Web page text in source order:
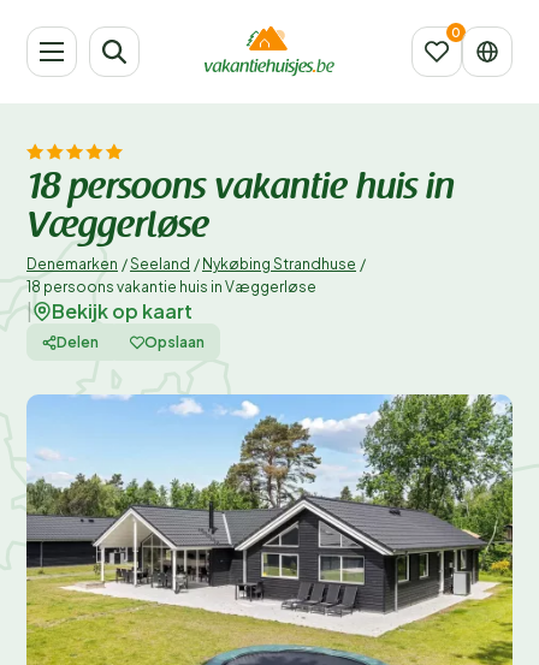
18 persoons vakantie huis in
Væggerløse
Denemarken /Seeland / Nykøbing Strandhuse /
18 persoons vakantie huis in Væggerløse
Bekijk op kaart
Delen Opslaan